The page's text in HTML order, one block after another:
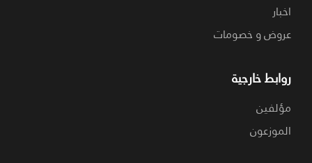
اخبار
عروض و خصومات
روابط خارجية
مؤلفين
الموزعون